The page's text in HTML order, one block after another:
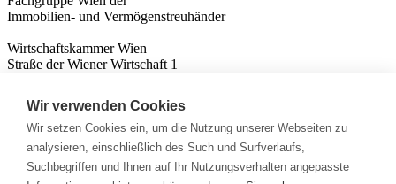
Immobilien- und Vermögenstreuhänder
Wirtschaftskammer Wien
Straße der Wiener Wirtschaft 1
Nützliches
Immobilienwissen
Formulare & Rechner
Expert:innen
Wir verwenden Cookies
Wir setzen Cookies ein, um die Nutzung unserer Webseiten zu
analysieren, einschließlich des Such und Surfverlaufs,
Suchbegriffen und Ihnen auf Ihr Nutzungsverhalten angepasste